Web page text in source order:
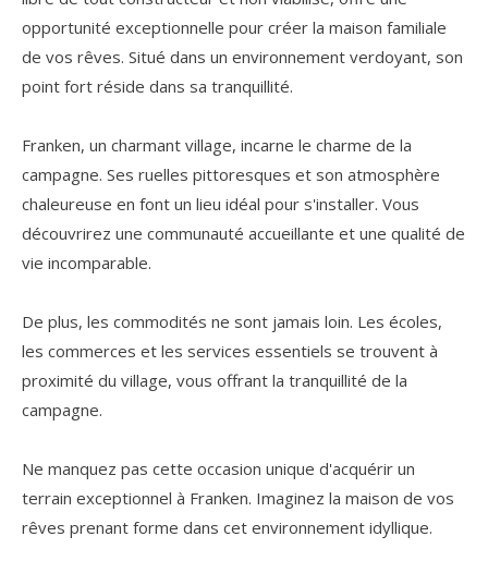
opportunité exceptionnelle pour créer la maison familiale
de vos rêves. Situé dans un environnement verdoyant, son
point fort réside dans sa tranquillité.
Franken, un charmant village, incarne le charme de la
campagne. Ses ruelles pittoresques et son atmosphère
chaleureuse en font un lieu idéal pour s'installer. Vous
découvrirez une communauté accueillante et une qualité de
vie incomparable.
De plus, les commodités ne sont jamais loin. Les écoles,
les commerces et les services essentiels se trouvent à
proximité du village, vous offrant la tranquillité de la
campagne.
Ne manquez pas cette occasion unique d'acquérir un
terrain exceptionnel à Franken. Imaginez la maison de vos
rêves prenant forme dans cet environnement idyllique.